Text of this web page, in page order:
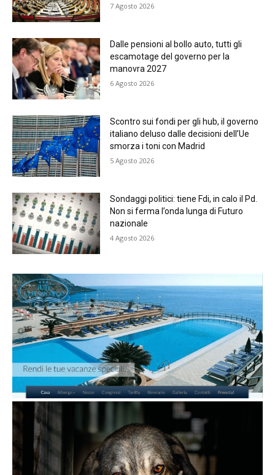
7 Agosto 2026
Dalle pensioni al bollo auto, tutti gli
escamotage del governo per la
manovra 2027
6 Agosto 2026
Scontro sui fondi per gli hub, il governo
italiano deluso dalle decisioni dell’Ue
smorza i toni con Madrid
5 Agosto 2026
Sondaggi politici: tiene Fdi, in calo il Pd.
Non si ferma l’onda lunga di Futuro
nazionale
4 Agosto 2026